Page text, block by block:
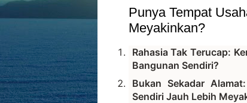
Punya Tempat
Meyakinkan?
Rahasia Tak Terucap:
Bangunan Sendiri?
Bukan Sekadar
Sendiri Jauh Lebih